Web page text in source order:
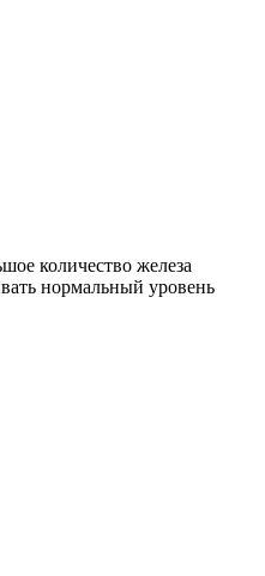
количество железа
нормальный уровень